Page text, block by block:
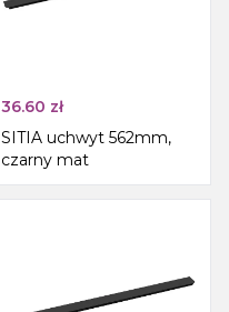
36.60 zł
SITIA uchwyt 562mm,
czarny mat